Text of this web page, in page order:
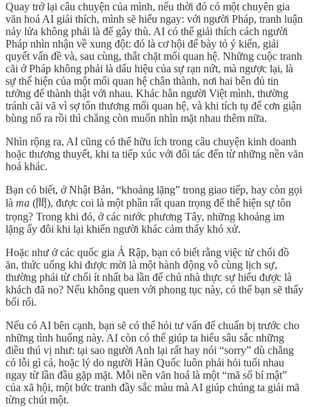
Quay trở lại câu chuyện của mình, nếu thời đó có một chuyên gia
văn hoá AI giải thích, mình sẽ hiểu ngay: với người Pháp, tranh luận
nảy lửa không phải là để gây thù. AI có thể giải thích cách người
Pháp nhìn nhận về xung đột: đó là cơ hội để bày tỏ ý kiến, giải
quyết vấn đề và, sau cùng, thắt chặt mối quan hệ. Những cuộc tranh
cãi ở Pháp không phải là dấu hiệu của sự rạn nứt, mà ngược lại, là
sự thể hiện của một mối quan hệ chân thành, nơi hai bên đủ tin
tưởng để thành thật với nhau. Khác hẳn người Việt mình, thường
tránh cãi vã vì sợ tổn thương mối quan hệ, và khi tích tụ để cơn giận
bùng nổ ra rồi thì chẳng còn muốn nhìn mặt nhau thêm nữa.
Nhìn rộng ra, AI cũng có thể hữu ích trong câu chuyện kinh doanh
hoặc thương thuyết, khi ta tiếp xúc với đối tác đến từ những nền văn
hoá khác.
Bạn có biết, ở Nhật Bản, “khoảng lặng” trong giao tiếp, hay còn gọi
là ma (間), được coi là một phần rất quan trọng để thể hiện sự tôn
trọng? Trong khi đó, ở các nước phương Tây, những khoảng im
lặng ấy đôi khi lại khiến người khác cảm thấy khó xử.
Hoặc như ở các quốc gia Ả Rập, bạn có biết rằng việc từ chối đồ
ăn, thức uống khi được mời là một hành động vô cùng lịch sự,
thường phải từ chối ít nhất ba lần để chủ nhà thực sự hiểu được là
khách đã no? Nếu không quen với phong tục này, có thể bạn sẽ thấy
bối rối.
Nếu có AI bên cạnh, bạn sẽ có thể hỏi tư vấn để chuẩn bị trước cho
những tình huống này. AI còn có thể giúp ta hiểu sâu sắc những
điều thú vị như: tại sao người Anh lại rất hay nói “sorry” dù chẳng
có lỗi gì cả, hoặc lý do người Hàn Quốc luôn phải hỏi tuổi nhau
ngay từ lần đầu gặp mặt. Mỗi nền văn hoá là một “mã số bí mật”
của xã hội, một bức tranh đầy sắc màu mà AI giúp chúng ta giải mã
từng chút một.